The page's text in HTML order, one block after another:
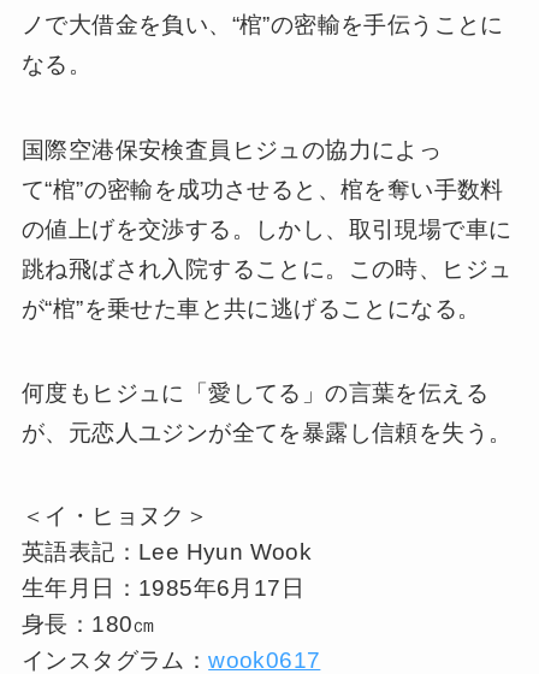
ノで大借金を負い、“棺”の密輸を手伝うことに
なる。
国際空港保安検査員ヒジュの協力によっ
て“棺”の密輸を成功させると、棺を奪い手数料
の値上げを交渉する。しかし、取引現場で車に
跳ね飛ばされ入院することに。この時、ヒジュ
が“棺”を乗せた車と共に逃げることになる。
何度もヒジュに「愛してる」の言葉を伝える
が、元恋人ユジンが全てを暴露し信頼を失う。
＜イ・ヒョヌク＞
英語表記：Lee Hyun Wook
生年月日：1985年6月17日
身長：180㎝
インスタグラム：wook0617